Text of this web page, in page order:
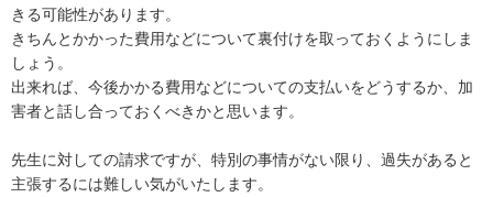
きる可能性があります。
きちんとかかった費用などについて裏付けを取っておくようにしま
しょう。
出来れば、今後かかる費用などについての支払いをどうするか、加
害者と話し合っておくべきかと思います。
先生に対しての請求ですが、特別の事情がない限り、過失があると
主張するには難しい気がいたします。